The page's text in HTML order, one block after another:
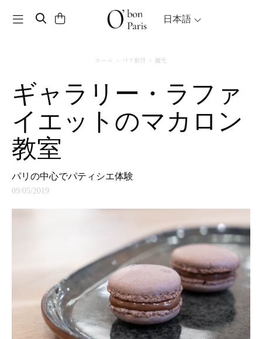
Toggle navigation 日本語
ホーム パリ旅行 観光
ギャラリー・ラファ
イエットのマカロン
教室
パリの中心でパティシエ体験
09/05/2019